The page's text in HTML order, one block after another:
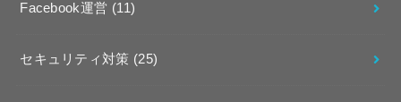
Facebook運営 (11)
セキュリティ対策 (25)